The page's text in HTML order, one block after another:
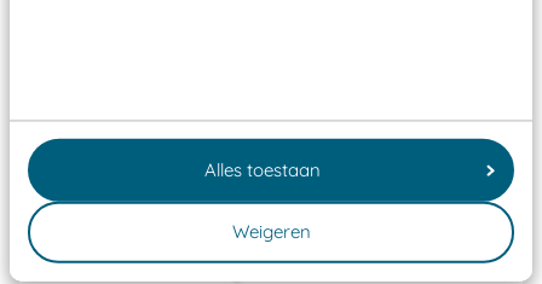
Alles toestaan
Weigeren